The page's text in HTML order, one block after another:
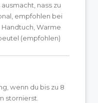
nass zu
empfohlen bei
Warme
(empfohlen)
wenn du bis zu 8
stornierst.